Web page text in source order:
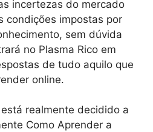
incertezas do mercado
condições impostas por
sem dúvida
no Plasma Rico em
de tudo aquilo que
online.
realmente decidido a
Como Aprender a